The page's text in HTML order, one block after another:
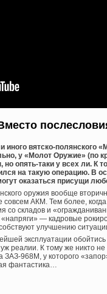
иного вятско-полянского
у «Молот Оружие» (по
опять-таки у всех ли. К
на такую операцию. В
оказаться присущи
оружия вообще
АКМ. Тем более,
со складов и
— кадровые
улучшению
эксплуатации
реалии. К тому же никто
ЗАЗ-968М, у которого
фантастика…